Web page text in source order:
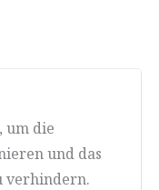
um die
und das
verhindern.